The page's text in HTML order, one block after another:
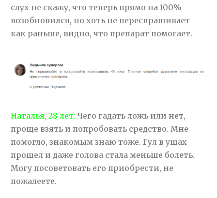
слух не скажу, что теперь прямо на 100%
возобновился, но хоть не переспрашивает
как раньше, видно, что препарат помогает.
Наталья, 28 лет: Чего гадать ложь или нет,
проще взять и попробовать средство. Мне
помогло, знакомым знаю тоже. Гул в ушах
прошел и даже голова стала меньше болеть.
Могу посоветовать его приобрести, не
пожалеете.